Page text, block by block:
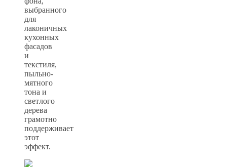
выбранного
для
лаконичных
кухонных
фасадов
и
текстиля,
пыльно-
мятного
тона и
светлого
дерева
грамотно
поддерживает
этот
эффект.